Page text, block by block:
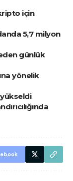
için
5,7 milyon
günlük
yönelik
yükseldi